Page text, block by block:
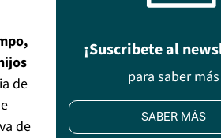
de
de
¡Suscribete al
para saber más
SABER MÁS